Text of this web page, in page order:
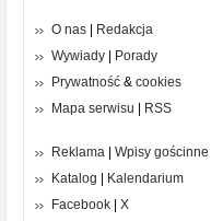
O nas | Redakcja
Wywiady | Porady
Prywatność & cookies
Mapa serwisu | RSS
Reklama | Wpisy gościnne
Katalog | Kalendarium
Facebook | X